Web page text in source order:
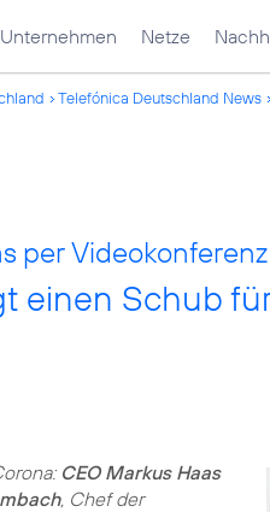
Unternehmen Netze
Telefónica Deutschland News
per
einen Schub
CEO Markus Haas
, Chef der